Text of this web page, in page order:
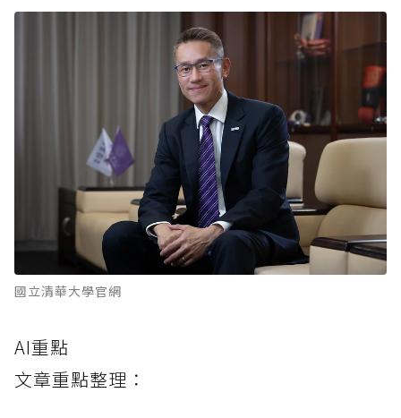
國立清華大學官網
AI重點
文章重點整理：